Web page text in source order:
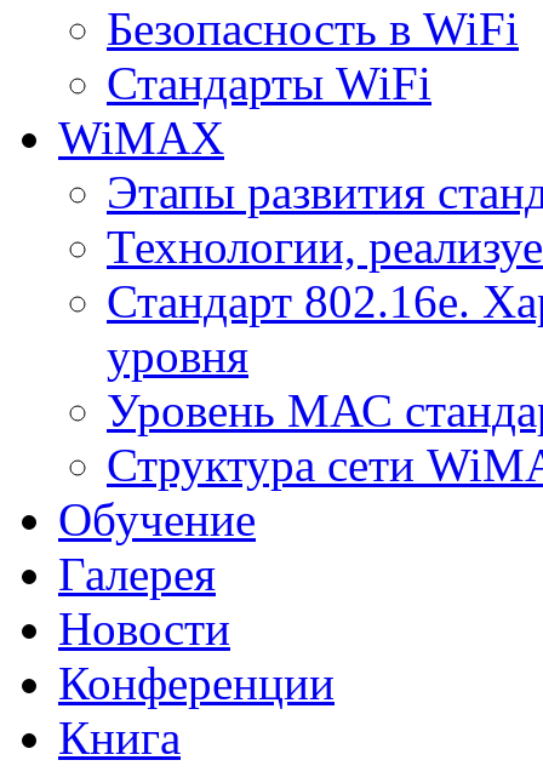
Безопасность в WiFi
Стандарты WiFi
WiMAX
Этапы развития
Технологии,
Стандарт 802.16е.
уровня
Уровень МАС
Структура сети
Обучение
Галерея
Новости
Конференции
Книга